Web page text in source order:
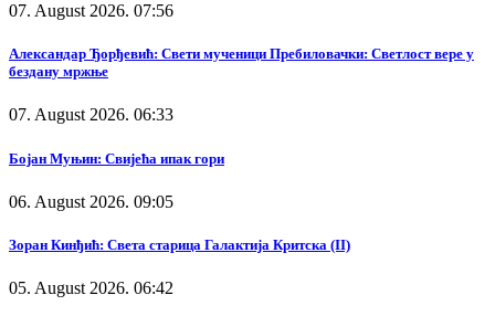
07. August 2026. 07:56
Александар Ђорђевић: Свети мученици Пребиловачки: Светлост вере у
бездану мржње
07. August 2026. 06:33
Бојан Муњин: Свијећа ипак гори
06. August 2026. 09:05
Зоран Кинђић: Света старица Галактија Критска (II)
05. August 2026. 06:42